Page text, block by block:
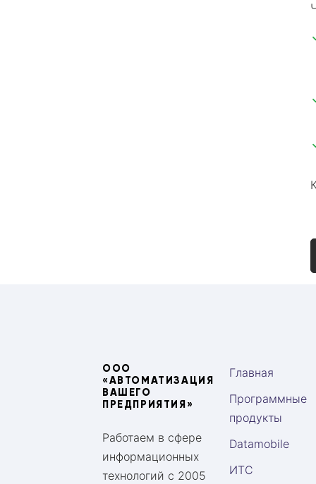
ООО
«АВТОМАТИЗАЦИЯ
ВАШЕГО
ПРЕДПРИЯТИЯ»
Работаем в сфере
информационных
технологий с 2005
Главная
Программные
продукты
Datamobile
ИТС